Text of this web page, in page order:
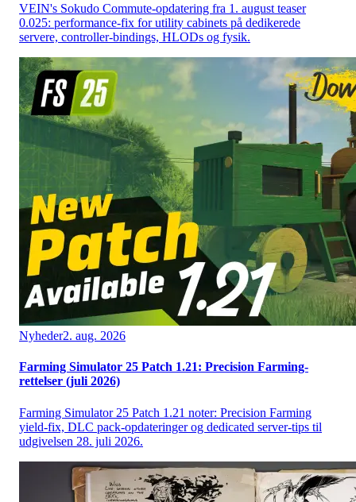
VEIN's Sokudo Commute-opdatering fra 1. august teaser
0.025: performance-fix for utility cabinets på dedikerede
servere, controller-bindings, HLODs og fysik.
Nyheder2. aug. 2026
Farming Simulator 25 Patch 1.21: Precision Farming-
rettelser (juli 2026)
Farming Simulator 25 Patch 1.21 noter: Precision Farming
yield-fix, DLC pack-opdateringer og dedicated server-tips til
udgivelsen 28. juli 2026.